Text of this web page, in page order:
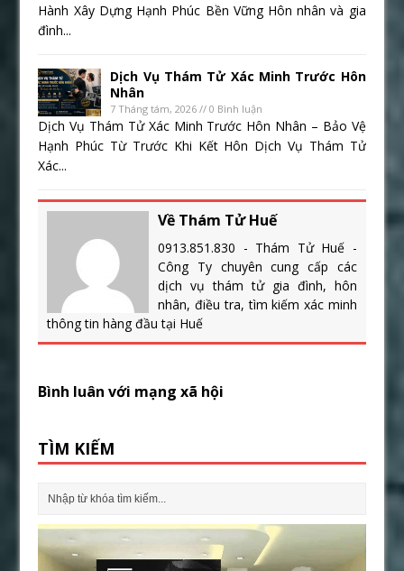
Hành Xây Dựng Hạnh Phúc Bền Vững Hôn nhân và gia
đình...
Dịch Vụ Thám Tử Xác Minh Trước Hôn
Nhân
7 Tháng tám, 2026 // 0 Bình luận
Dịch Vụ Thám Tử Xác Minh Trước Hôn Nhân – Bảo Vệ
Hạnh Phúc Từ Trước Khi Kết Hôn Dịch Vụ Thám Tử
Xác...
Về Thám Tử Huế
0913.851.830 - Thám Tử Huế -
Công Ty chuyên cung cấp các
dịch vụ thám tử gia đình, hôn
nhân, điều tra, tìm kiếm xác minh
thông tin hàng đầu tại Huế
Bình luân với mạng xã hội
TÌM KIẾM